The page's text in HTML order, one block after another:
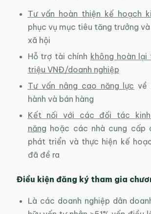
Tư vấn hoàn thiện kế hoạch
phục vụ mục tiêu tăng trưởng
xã hội
Hỗ trợ tài chính không hoàn
triệu VNĐ/doanh nghiệp
Tư vấn nâng cao năng lực về
hành và bán hàng
Kết nối với các đối tác
năng hoặc các nhà cung cấp
phát triển và thực hiện kế
đã đề ra
Điều kiện đăng ký tham gia
Là các doanh nghiệp dân